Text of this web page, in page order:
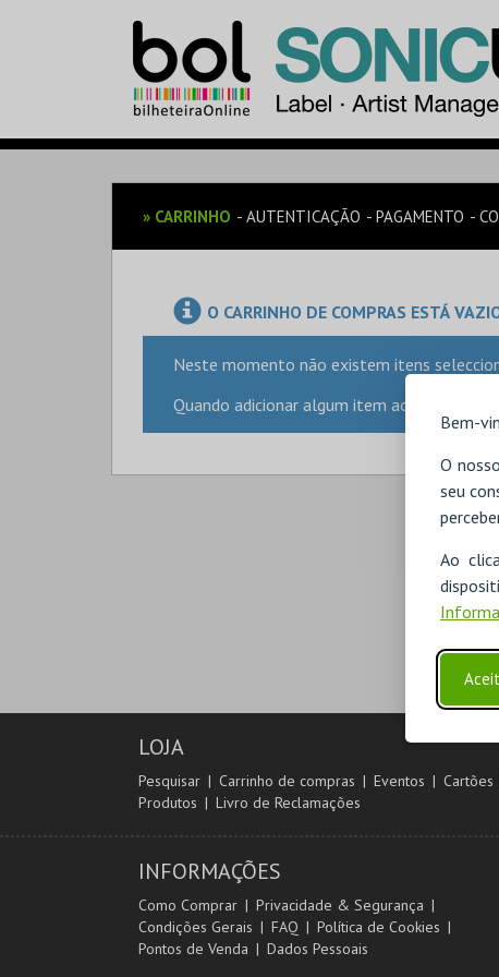
Bem-
O
seu
Ao
» CARRINHO AUTENTICAÇÃO PAGAMENTO
O CARRINHO DE COMPRAS ESTÁ
Neste momento não existem itens
Quando adicionar algum item ao seu
LOJA
Pesquisar Carrinho de compras Eventos
Cartões
Produtos
Livro de Reclamações
INFORMAÇÕES
Como Comprar
Privacidade & Segurança
Condições Gerais
FAQ
Política de Cookies
Pontos de Venda
Dados Pessoais